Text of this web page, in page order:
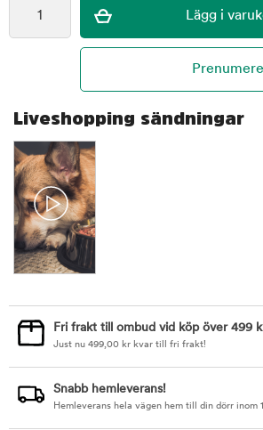
Liveshopping sändningar
Fri frakt till ombud vid köp över 499
Just nu 499,00 kr kvar till fri frakt!
Snabb hemleverans!
Hemleverans hela vägen hem till din dörr inom